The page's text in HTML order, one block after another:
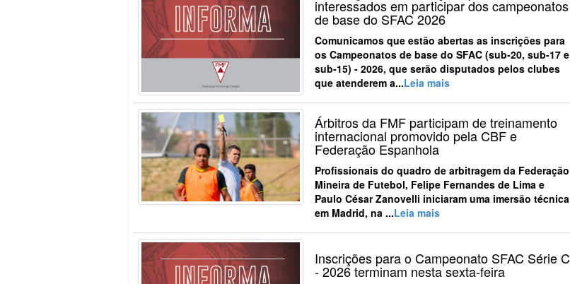
sub-15) - 2026, que serão disputados pelos clubes
que atenderem a...Leia mais
Árbitros da FMF participam de treinamento
internacional promovido pela CBF e
Federação Espanhola
Mineira de Futebol, Felipe Fernandes de Lima e
Paulo César Zanovelli iniciaram uma imersão técnica
em Madrid, na ...Leia mais
Inscrições para o Campeonato SFAC Série C
- 2026 terminam nesta sexta-feira
Aos clubes amadores interessados em participar do
Mineira de Futebol (FMF), por meio do Setor de
Futebol Amador da Capital (SF...Leia mais